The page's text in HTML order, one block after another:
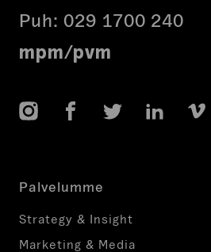
Puh: 029 1700 240
mpm/pvm
InstagramFacebookTwitter LinkedIn
Palvelumme
Strategy & Insight
Marketing & Media